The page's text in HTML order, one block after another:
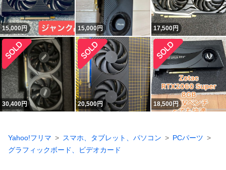
15,000円 15,000円 17,500円
30,400円 20,500円 18,500円
Yahoo!フリマ スマホ、タブレット、パソコン
PCパーツ
グラフィックボード、ビデオカード